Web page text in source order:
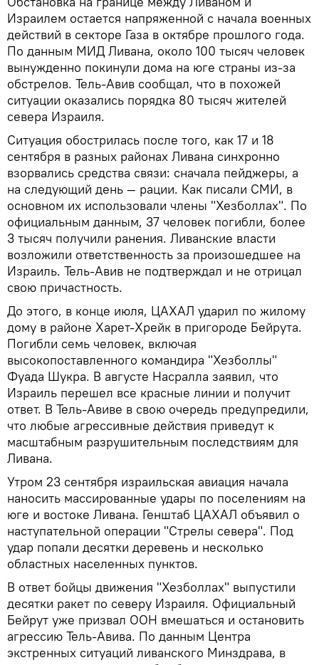
Израилем остается напряженной с начала военных
действий в секторе Газа в октябре прошлого года.
По данным МИД Ливана, около 100 тысяч человек
вынужденно покинули дома на юге страны из-за
обстрелов. Тель-Авив сообщал, что в похожей
ситуации оказались порядка 80 тысяч жителей
севера Израиля.
Ситуация обострилась после того, как 17 и 18
сентября в разных районах Ливана синхронно
взорвались средства связи: сначала пейджеры, а
на следующий день — рации. Как писали СМИ, в
основном их использовали члены "Хезболлах". По
официальным данным, 37 человек погибли, более
3 тысяч получили ранения. Ливанские власти
возложили ответственность за произошедшее на
Израиль. Тель-Авив не подтверждал и не отрицал
свою причастность.
До этого, в конце июля, ЦАХАЛ ударил по жилому
дому в районе Харет-Хрейк в пригороде Бейрута.
Погибли семь человек, включая
высокопоставленного командира "Хезболлы"
Фуада Шукра. В августе Насралла заявил, что
Израиль перешел все красные линии и получит
ответ. В Тель-Авиве в свою очередь предупредили,
что любые агрессивные действия приведут к
масштабным разрушительным последствиям для
Ливана.
Утром 23 сентября израильская авиация начала
наносить массированные удары по поселениям на
юге и востоке Ливана. Генштаб ЦАХАЛ объявил о
наступательной операции "Стрелы севера". Под
удар попали десятки деревень и несколько
областных населенных пунктов.
В ответ бойцы движения "Хезболлах" выпустили
десятки ракет по северу Израиля. Официальный
Бейрут уже призвал ООН вмешаться и остановить
агрессию Тель-Авива. По данным Центра
экстренных ситуаций ливанского Минздрава, в